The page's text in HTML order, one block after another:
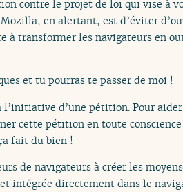
contre le projet de loi qui vise à
en alertant, est d’éviter
transformer les navigateurs en
et tu pourras te passer de moi !
d’une pétition. Pour
cette pétition en toute
fait du bien !
de navigateurs à créer les
intégrée directement dans le